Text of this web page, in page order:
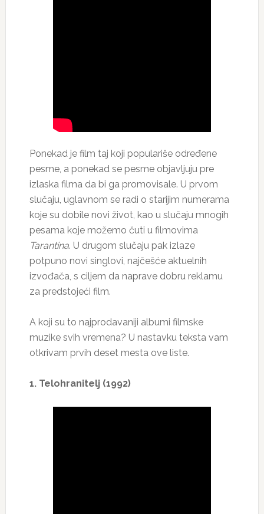
Ponekad je film taj koji populariše određene
pesme, a ponekad se pesme objavljuju pre
izlaska filma da bi ga promovisale. U prvom
slučaju, uglavnom se radi o starijim numerama
koje su dobile novi život, kao u slučaju mnogih
pesama koje možemo čuti u filmovima
Tarantina. U drugom slučaju pak izlaze
potpuno novi singlovi, najčešće aktuelnih
izvođača, s ciljem da naprave dobru reklamu
za predstojeći film.
A koji su to najprodavaniji albumi filmske
muzike svih vremena? U nastavku teksta vam
otkrivam prvih deset mesta ove liste.
1. Telohranitelj (1992)